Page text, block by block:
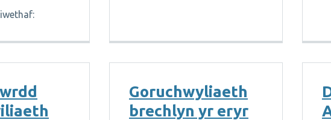
Goruchwyliaeth
brechlyn yr eryr